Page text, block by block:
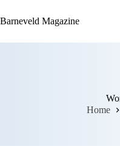
naar
de
Barneveld Magazine
Home